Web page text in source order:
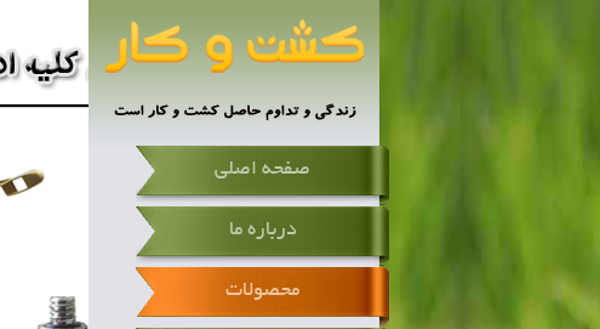
صفحه اصلی
درباره ما
محصولات